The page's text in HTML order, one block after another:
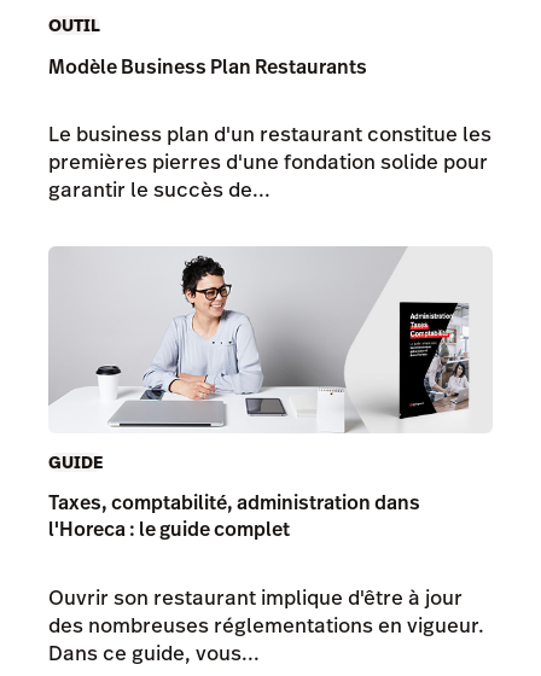
OUTIL
Modèle Business Plan Restaurants
Le business plan d'un restaurant constitue les
premières pierres d'une fondation solide pour
garantir le succès de...
GUIDE
Taxes, comptabilité, administration dans
l'Horeca : le guide complet
Ouvrir son restaurant implique d'être à jour
des nombreuses réglementations en vigueur.
Dans ce guide, vous...